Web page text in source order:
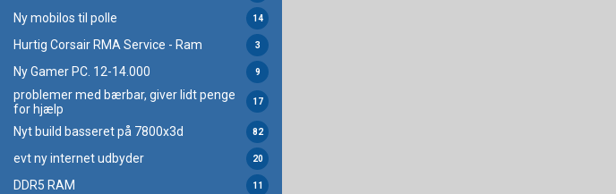
Ny mobilos til polle 14
Hurtig Corsair RMA Service - Ram 3
Ny Gamer PC. 12-14.000 9
problemer med bærbar, giver lidt penge
for hjælp
17
Nyt build basseret på 7800x3d 82
evt ny internet udbyder 20
DDR5 RAM 11